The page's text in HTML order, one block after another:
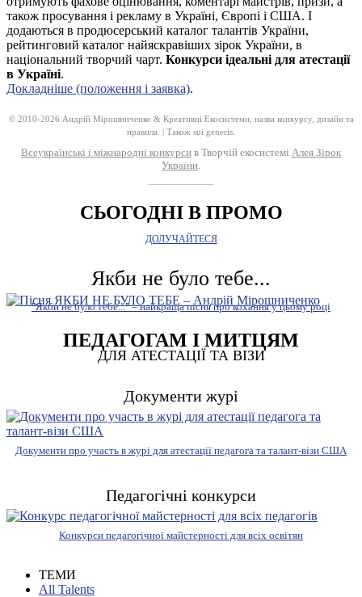
також просування і рекламу в Україні, Європі і США. І
додаються в продюсерський каталог талантів України,
рейтинговий каталог найяскравіших зірок України, в
національний творчий чарт. Конкурси ідеальні для атестації
в Україні.
Докладніше (положення і заявка).
© 2010-2026 Андрій Мірошниченко & Креативні Екосистеми, назва конкурсу, дизайн та
правила. | Також sui generis.
Всеукраїнські і міжнародні конкурси в Творчій екосистемі Алея Зірок
України
СЬОГОДНІ В ПРОМО
ДОЛУЧАЙТЕСЯ
Якби не було тебе...
"Якби не було тебе..." – найкраща пісня про кохання у цьому році
ПЕДАГОГАМ І МИТЦЯМ
ДЛЯ АТЕСТАЦІЇ ТА ВІЗИ
Документи журі
Документи про участь в журі для атестації педагога та талант-візи США
Педагогічні конкурси
Конкурси педагогічної майстерності для всіх освітян
ТЕМИ
All Talents